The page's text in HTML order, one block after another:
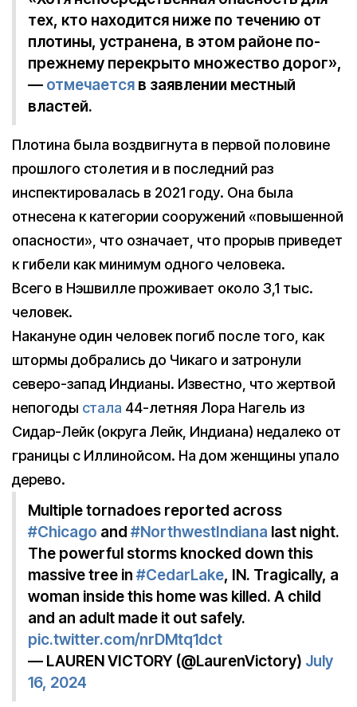
тех, кто находится ниже по течению от
плотины, устранена, в этом районе по-
прежнему перекрыто множество дорог»,
— отмечается в заявлении местный
властей.
Плотина была воздвигнута в первой половине
прошлого столетия и в последний раз
инспектировалась в 2021 году. Она была
отнесена к категории сооружений «повышенной
опасности», что означает, что прорыв приведет
к гибели как минимум одного человека.
Всего в Нэшвилле проживает около 3,1 тыс.
человек.
Накануне один человек погиб после того, как
штормы добрались до Чикаго и затронули
северо-запад Индианы. Известно, что жертвой
непогоды стала 44-летняя Лора Нагель из
Сидар-Лейк (округа Лейк, Индиана) недалеко от
границы с Иллинойсом. На дом женщины упало
дерево.
Multiple tornadoes reported across
#Chicago and #NorthwestIndiana last night.
The powerful storms knocked down this
massive tree in #CedarLake, IN. Tragically, a
woman inside this home was killed. A child
and an adult made it out safely.
pic.twitter.com/nrDMtq1dct
— LAUREN VICTORY (@LaurenVictory) July
16, 2024